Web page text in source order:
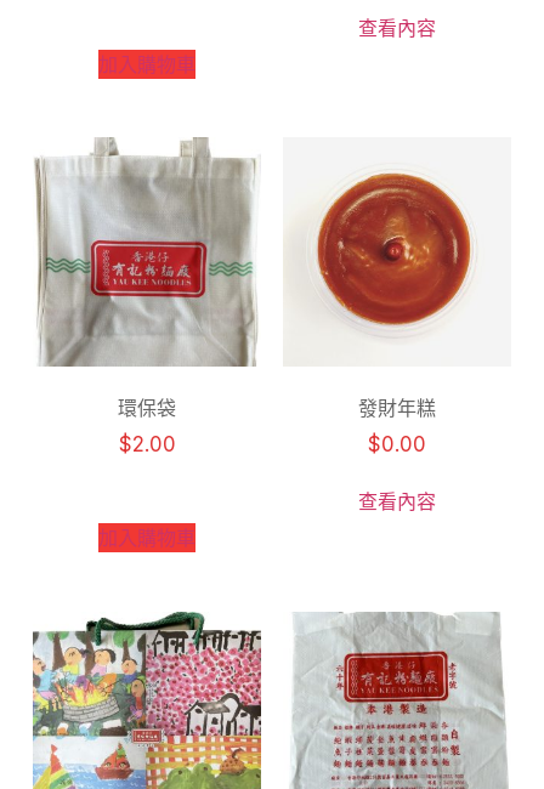
加入購物車
查看內容
環保袋
$2.00
加入購物車
發財年糕
$0.00
查看內容